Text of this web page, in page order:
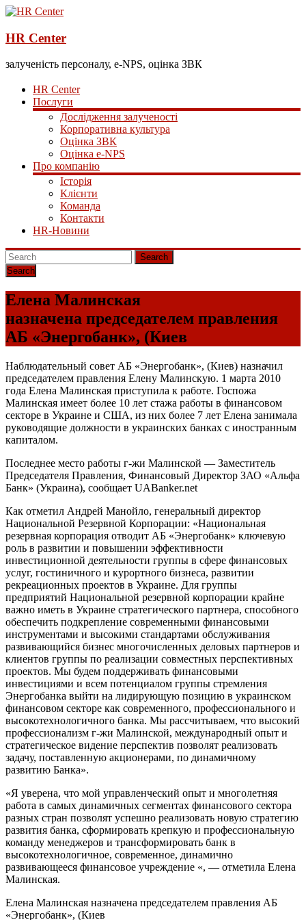
HR Center
залученість персоналу, e-NPS, оцінка ЗВК
HR Center
Послуги
Дослідження залученості
Корпоративна культура
Оцінка ЗВК
Оцінка e-NPS
Про компанію
Історія
Клієнти
Команда
Контакти
HR-Новини
Search
Елена Малинская
назначена председателем правления
АБ «Энергобанк», (Киев
Наблюдательный совет АБ «Энергобанк», (Киев) назначил
председателем правления Елену Малинскую. 1 марта 2010
года Елена Малинская приступила к работе. Госпожа
Малинская имеет более 10 лет стажа работы в финансовом
секторе в Украине и США, из них более 7 лет Елена занимала
руководящие должности в украинских банках с иностранным
капиталом.
Последнее место работы г-жи Малинской — Заместитель
Председателя Правления, Финансовый Директор ЗАО «Альфа
Банк» (Украина), сообщает UABanker.net
Как отметил Андрей Манойло, генеральный директор
Национальной Резервной Корпорации: «Национальная
резервная корпорация отводит АБ «Энергобанк» ключевую
роль в развитии и повышении эффективности
инвестиционной деятельности группы в сфере финансовых
услуг, гостиничного и курортного бизнеса, развитии
рекреационных проектов в Украине. Для группы
предприятий Национальной резервной корпорации крайне
важно иметь в Украине стратегического партнера, способного
обеспечить подкрепление современными финансовыми
инструментами и высокими стандартами обслуживания
развивающийся бизнес многочисленных деловых партнеров и
клиентов группы по реализации совместных перспективных
проектов. Мы будем поддерживать финансовыми
инвестициями и всем потенциалом группы стремления
Энергобанка выйти на лидирующую позицию в украинском
финансовом секторе как современного, профессионального и
высокотехнологичного банка. Мы рассчитываем, что высокий
профессионализм г-жи Малинской, международный опыт и
стратегическое видение перспектив позволят реализовать
задачу, поставленную акционерами, по динамичному
развитию Банка».
«Я уверена, что мой управленческий опыт и многолетняя
работа в самых динамичных сегментах финансового сектора
разных стран позволят успешно реализовать новую стратегию
развития банка, сформировать крепкую и профессиональную
команду менеджеров и трансформировать банк в
высокотехнологичное, современное, динамично
развивающееся финансовое учреждение «, — отметила Елена
Малинская.
Елена Малинская назначена председателем правления АБ
«Энергобанк», (Киев